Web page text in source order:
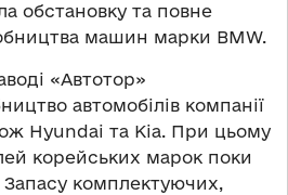
обстановку та повне
машин марки BMW.
«Автотор»
автомобілів компанії
Hyundai та Kia. При цьому
корейських марок поки
комплектуючих,